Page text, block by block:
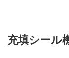
充填シール